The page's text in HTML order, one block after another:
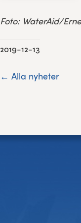
Foto: WaterAid/
2019-12-13
← Alla nyheter